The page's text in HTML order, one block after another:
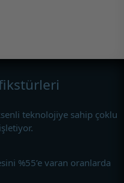
teknolojiye sahip çoklu
%55’e varan oranlarda